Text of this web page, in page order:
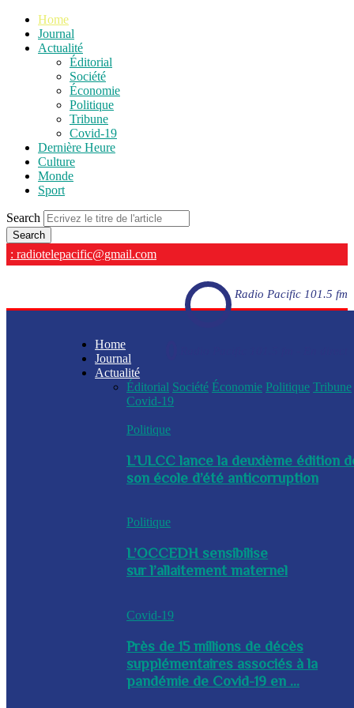
Home
Journal
Actualité
Éditorial
Société
Économie
Politique
Tribune
Covid-19
Dernière Heure
Culture
Monde
Sport
Search
: radiotelepacific@gmail.com
Radio Pacific 101.5 fm
Home
Journal
Actualité
Éditorial Société Économie Politique Tribune
Covid-19
Politique
L’ULCC lance la deuxième édition
son école d’été anticorruption
Politique
L’OCCEDH sensibilise
sur l’allaitement maternel
Covid-19
Près de 15 millions de décès
supplémentaires associés à la
pandémie de Covid-19 en ...